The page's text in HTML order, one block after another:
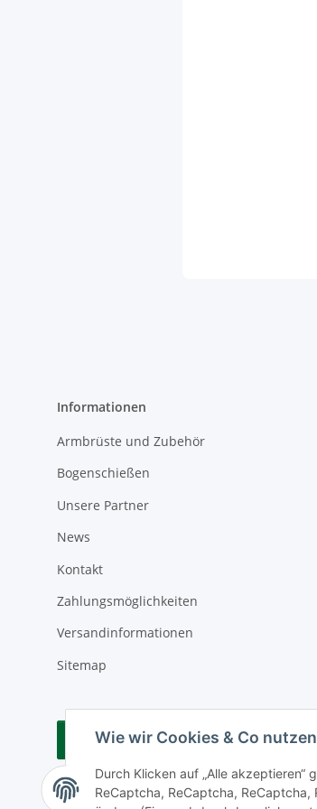
Wie wir Cookies & Co nutzen
Durch Klicken auf „Alle akzeptieren“
ReCaptcha, ReCaptcha,
Informationen
Armbrüste und Zubehör
Bogenschießen
Unsere Partner
News
Kontakt
Zahlungsmöglichkeiten
Versandinformationen
Sitemap
Vertrag widerrufen